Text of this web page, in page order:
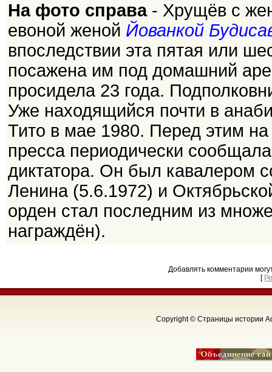
На фото справа- Хрущёв с
евоной женой Йованкой
впоследствии эта пятая или
посажена им под домашний
просидела 23 года.
Уже находящийся почти в
Тито в мае 1980. Перед этим
пресса периодически
диктатора. Он был кавалером
Ленина (5.6.1972) и
орден стал последним из
награждён).
Добавлять комментарии
[
Copyright © Страницы истории